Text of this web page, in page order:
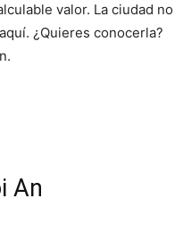
valor. La ciudad no
¿Quieres conocerla?
An